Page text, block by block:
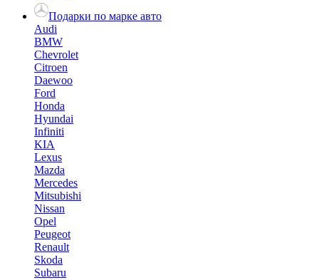
Подарки по марке авто
Audi
BMW
Chevrolet
Citroen
Daewoo
Ford
Honda
Hyundai
Infiniti
KIA
Lexus
Mazda
Mercedes
Mitsubishi
Nissan
Opel
Peugeot
Renault
Skoda
Subaru